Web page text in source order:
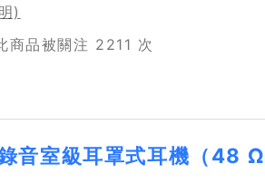
)
商品被關注 2211 次
室級耳罩式耳機（48 Ω